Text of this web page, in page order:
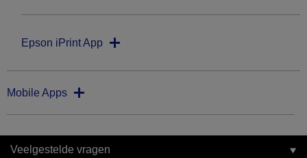
Epson iPrint App
Mobile Apps
Veelgestelde vragen